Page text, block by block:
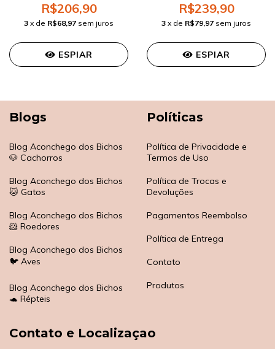
R$206,90
3 x de R$68,97 sem juros
ESPIAR
R$239,90
3 x de R$79,97 sem juros
ESPIAR
Blogs
Blog Aconchego dos Bichos
🐶 Cachorros
Blog Aconchego dos Bichos
🐱 Gatos
Blog Aconchego dos Bichos
🐹 Roedores
Blog Aconchego dos Bichos
🐦 Aves
Blog Aconchego dos Bichos
🐢 Répteis
Políticas
Política de Privacidade e
Termos de Uso
Política de Trocas e
Devoluções
Pagamentos Reembolso
Política de Entrega
Contato
Produtos
Contato e Localizaçao